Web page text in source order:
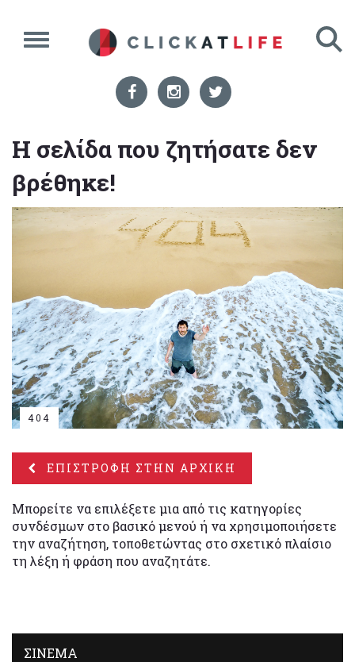
Η σελίδα που ζητήσατε δεν
βρέθηκε!
404
ΕΠΙΣΤΡΟΦΗ ΣΤΗΝ ΑΡΧΙΚΗ
Μπορείτε να επιλέξετε μια από τις κατηγορίες
συνδέσμων στο βασικό μενού ή να χρησιμοποιήσετε
την αναζήτηση, τοποθετώντας στο σχετικό πλαίσιο
τη λέξη ή φράση που αναζητάτε.
ΣΙΝΕΜΑ